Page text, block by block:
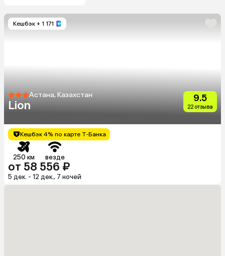
Кешбэк + 1 171
Астана, Казахстан
Lion
9.5
22 отзыва
Кешбэк 4% по карте Т-Банка
250 км везде
от 58 556 ₽
5 дек. - 12 дек., 7 ночей